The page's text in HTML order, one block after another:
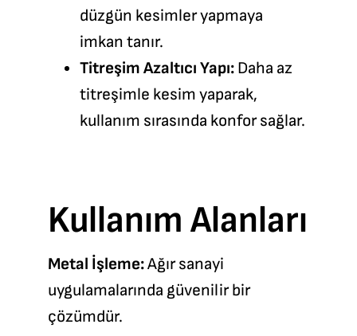
düzgün kesimler yapmaya
imkan tanır.
Titreşim Azaltıcı Yapı:Daha az
titreşimle kesim yaparak,
kullanım sırasında konfor sağlar.
Kullanım Alanları
Metal İşleme:Ağır sanayi
uygulamalarında güvenilir bir
çözümdür.